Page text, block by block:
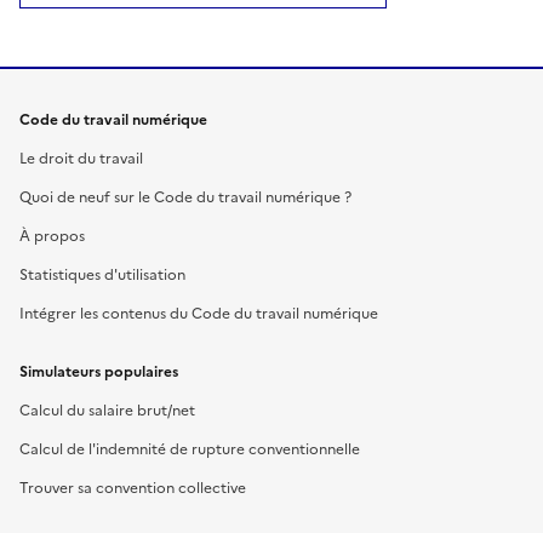
Code du travail numérique
Le droit du travail
Quoi de neuf sur le Code du travail numérique ?
À propos
Statistiques d'utilisation
Intégrer les contenus du Code du travail numérique
Simulateurs populaires
Calcul du salaire brut/net
Calcul de l'indemnité de rupture conventionnelle
Trouver sa convention collective